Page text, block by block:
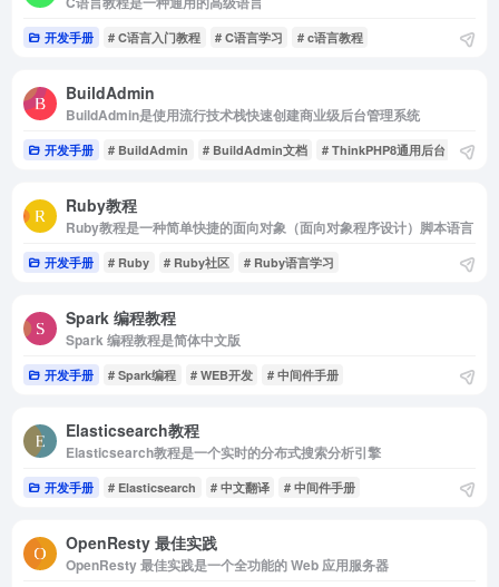
开发手册 # C语言入门教程 # C语言学习 # c语言教程
BuildAdmin
BuildAdmin是使用流行技术栈快速创建商业级后台管理系统
开发手册 # BuildAdmin # BuildAdmin文档 # ThinkPHP8通用后台
Ruby教程
Ruby教程是一种简单快捷的面向对象（面向对象程序设计）脚本语言
开发手册 # Ruby # Ruby社区 # Ruby语言学习
Spark 编程教程
Spark 编程教程是简体中文版
开发手册 # Spark编程 # WEB开发 # 中间件手册
Elasticsearch教程
Elasticsearch教程是一个实时的分布式搜索分析引擎
开发手册 # Elasticsearch # 中文翻译 # 中间件手册
OpenResty 最佳实践
OpenResty 最佳实践是一个全功能的 Web 应用服务器